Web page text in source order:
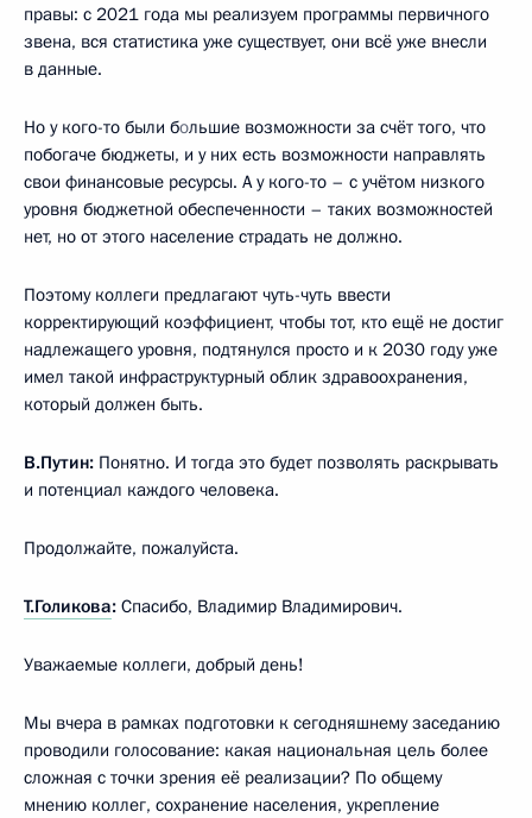
правы: с 2021 года мы реализуем программы первичного
звена, вся статистика уже существует, они всё уже внесли
в данные.
Но у кого-то были большие возможности за счёт того, что
побогаче бюджеты, и у них есть возможности направлять
свои финансовые ресурсы. А у кого-то – с учётом низкого
уровня бюджетной обеспеченности – таких возможностей
нет, но от этого население страдать не должно.
Поэтому коллеги предлагают чуть-чуть ввести
корректирующий коэффициент, чтобы тот, кто ещё не достиг
надлежащего уровня, подтянулся просто и к 2030 году уже
имел такой инфраструктурный облик здравоохранения,
который должен быть.
В.Путин: Понятно. И тогда это будет позволять раскрывать
и потенциал каждого человека.
Продолжайте, пожалуйста.
Т.Голикова: Спасибо, Владимир Владимирович.
Уважаемые коллеги, добрый день!
Мы вчера в рамках подготовки к сегодняшнему заседанию
проводили голосование: какая национальная цель более
сложная с точки зрения её реализации? По общему
мнению коллег, сохранение населения, укрепление